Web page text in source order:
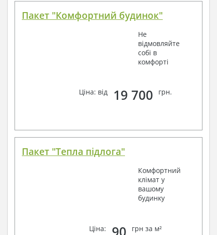
Пакет "Комфортний будинок"
Не
відмовляйте
собі в
комфорті
Ціна: від 19 700 грн.
Пакет "Тепла підлога"
Комфортний
клімат у
вашому
будинку
Ціна: грн за м²